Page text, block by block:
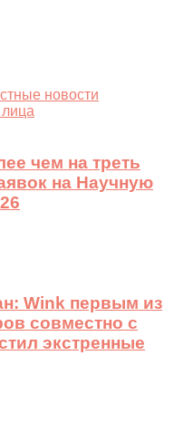
новости
чем на треть
на Научную
Wink первым из
совместно с
экстренные